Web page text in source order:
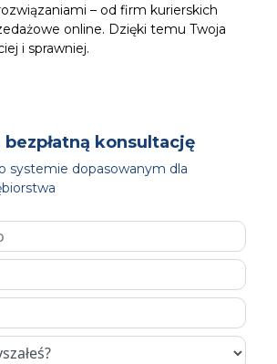
– od firm kurierskich
online. Dzięki temu Twoja
i sprawniej.
bezpłatną konsultację
systemie dopasowanym dla